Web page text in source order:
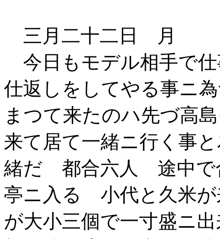
三月二十二日 月
今日もモデル相手で
仕返しをしてやる事ニ
まつて来たのハ先づ高
来て居て一緒ニ行く事
緒だ 都合六人 途中で
亭ニ入る 小代と久米
が大小三個で一寸盛ニ